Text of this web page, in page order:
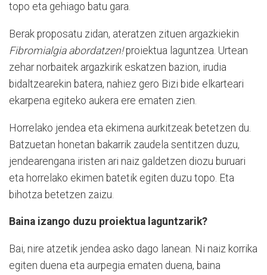
topo eta gehiago batu gara.
Berak proposatu zidan, ateratzen zituen argazkiekin
Fibromialgia abordatzen!proiektua laguntzea. Urtean
zehar norbaitek argazkirik eskatzen bazion, irudia
bidaltzearekin batera, nahiez gero Bizi bide elkarteari
ekarpena egiteko aukera ere ematen zien.
Horrelako jendea eta ekimena aurkitzeak betetzen du.
Batzuetan honetan bakarrik zaudela sentitzen duzu,
jendearengana iristen ari naiz galdetzen diozu buruari
eta horrelako ekimen batetik egiten duzu topo. Eta
bihotza betetzen zaizu.
Baina izango duzu proiektua laguntzarik?
Bai, nire atzetik jendea asko dago lanean. Ni naiz korrika
egiten duena eta aurpegia ematen duena, baina